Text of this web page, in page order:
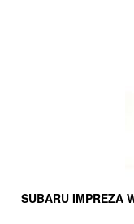
SUBARU IMPREZA